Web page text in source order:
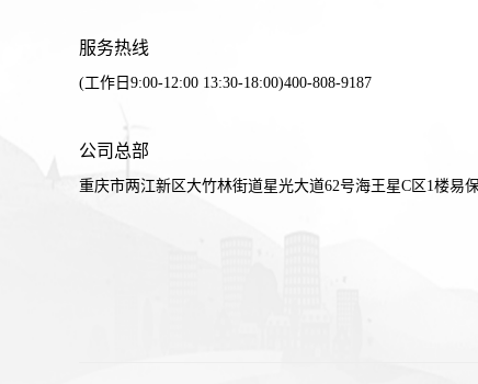
服务热线
(工作日9:00-12:00 13:30-18:00)400-808-9187
公司总部
重庆市两江新区大竹林街道星光大道62号海王星C区1楼易